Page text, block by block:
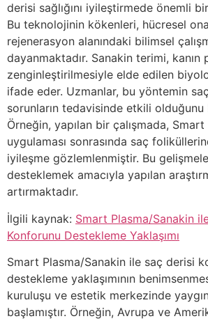
derisi sağlığını iyileştirmede önemli
Bu teknolojinin kökenleri, hücresel
rejenerasyon alanındaki bilimsel
dayanmaktadır. Sanakin terimi, kanın
zenginleştirilmesiyle elde edilen
ifade eder. Uzmanlar, bu yöntemin
sorunların tedavisinde etkili
Örneğin, yapılan bir çalışmada, Smart
uygulaması sonrasında saç
iyileşme gözlemlenmiştir. Bu
desteklemek amacıyla yapılan
artırmaktadır.
İlgili kaynak: Smart Plasma/Sanakin
Konforunu Destekleme Yaklaşımı
Smart Plasma/Sanakin ile saç derisi
destekleme yaklaşımının
kuruluşu ve estetik merkezinde
başlamıştır. Örneğin, Avrupa ve